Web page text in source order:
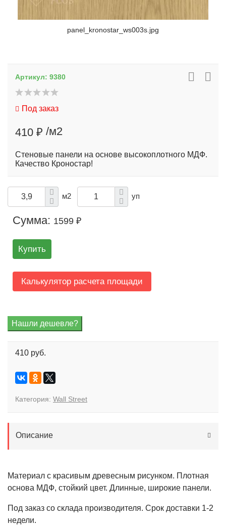
panel_kronostar_ws003s.jpg
Артикул: 9380
Под заказ
410 ₽ /м2
Стеновые панели на основе высокоплотного МДФ.
Качество Кроностар!
м2 уп
Сумма: 1599 ₽
Купить
Калькулятор расчета площади
410 руб.
Категория: Wall Street
Описание
Материал с красивым древесным рисунком. Плотная
основа МДФ, стойкий цвет. Длинные, широкие панели.
Под заказ со склада производителя. Срок доставки 1-2
недели.